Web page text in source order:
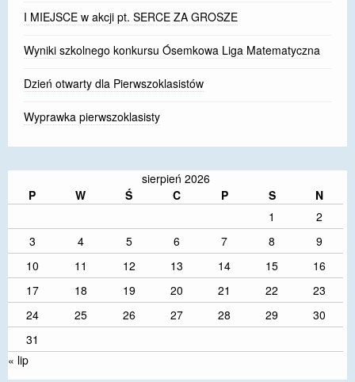
I MIEJSCE w akcji pt. SERCE ZA GROSZE
Wyniki szkolnego konkursu Ósemkowa Liga Matematyczna
Dzień otwarty dla Pierwszoklasistów
Wyprawka pierwszoklasisty
sierpień 2026
P
W Ś C P S
N
1
2
3
4 5 6 7 8
9
10
11 12 13 14 15
16
17
18 19 20 21 22
23
24
25 26 27 28 29
30
31
« lip